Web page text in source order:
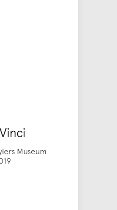
Museum